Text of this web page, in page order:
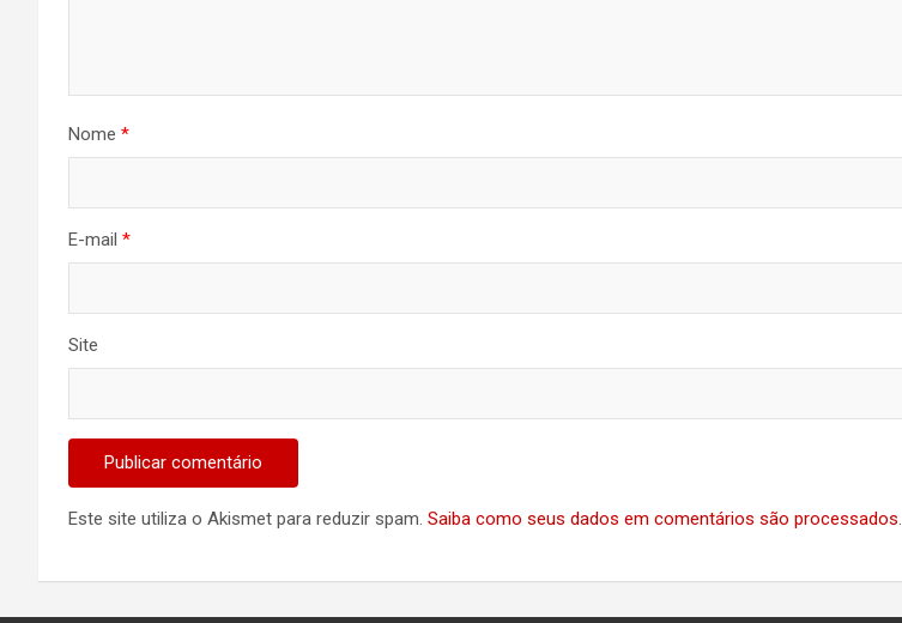
Nome *
E-mail *
Site
Este site utiliza o Akismet para reduzir spam. Saiba como seus dados em comentários são processados.